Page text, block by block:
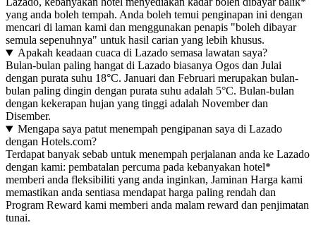
yang anda boleh tempah. Anda boleh temui penginapan ini dengan
mencari di laman kami dan menggunakan penapis "boleh dibayar
semula sepenuhnya" untuk hasil carian yang lebih khusus.
Apakah keadaan cuaca di Lazado semasa lawatan saya?
Bulan-bulan paling hangat di Lazado biasanya Ogos dan Julai
dengan purata suhu 18°C. Januari dan Februari merupakan bulan-
bulan paling dingin dengan purata suhu adalah 5°C. Bulan-bulan
dengan kekerapan hujan yang tinggi adalah November dan
Disember.
Mengapa saya patut menempah pengipanan saya di Lazado
dengan Hotels.com?
Terdapat banyak sebab untuk menempah perjalanan anda ke Lazado
dengan kami: pembatalan percuma pada kebanyakan hotel*
memberi anda fleksibiliti yang anda inginkan, Jaminan Harga kami
memastikan anda sentiasa mendapat harga paling rendah dan
Program Reward kami memberi anda malam reward dan penjimatan
tunai.